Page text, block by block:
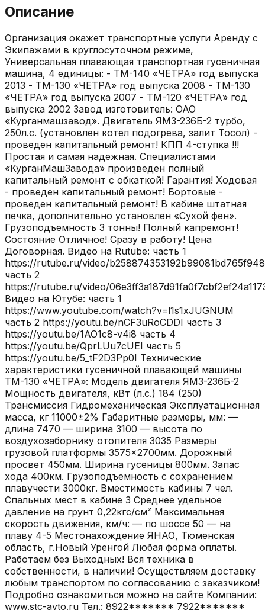
Описание
Организация окажет транспортные услуги Аренду с
Экипажами в круглосуточном режиме,
Универсальная плавающая транспортная гусеничная
машина, 4 единицы: - ТМ-140 «ЧЕТРА» год выпуска
2013 - ТМ-130 «ЧЕТРА» год выпуска 2008 - ТМ-130
«ЧЕТРА» год выпуска 2007 - ТМ-120 «ЧЕТРА» год
выпуска 2002 Завод изготовитель: ОАО
«Курганмашзавод». Двигатель ЯМЗ-236Б-2 турбо,
250л.с. (установлен котел подогрева, залит Тосол) -
проведен капитальный ремонт! КПП 4-ступка !!!
Простая и самая надежная. Специалистами
«КурганМашЗавода» произведен полный
капитальный ремонт с обкаткой! Гарантия! Ходовая
- проведен капитальный ремонт! Бортовые -
проведен капитальный ремонт! В кабине штатная
печка, дополнительно установлен «Сухой фен».
Грузоподъемность 3 тонны! Полный капремонт!
Состояние Отличное! Сразу в работу! Цена
Договорная. Видео на Rutube: часть 1
https://rutube.ru/video/
часть 2
https://rutube.ru/video/
Видео на Ютубе: часть 1
https://www.youtube.com/watch?v=l1s1xJUGNUM
часть 2 https://youtu.be/nCF3uRoCDDI часть 3
https://youtu.be/1AO1c8-v4i8 часть 4
https://youtu.be/QprLUu7cUEI часть 5
https://youtu.be/5_tF2D3Pp0I Технические
характеристики гусеничной плавающей машины
ТМ-130 «ЧЕТРА»: Модель двигателя ЯМЗ-236Б-2
Мощность двигателя, кВт (л.с.) 184 (250)
Трансмиссия Гидромеханическая Эксплуатационная
масса, кг 11000±2% Габаритные размеры, мм: —
длина 7470 — ширина 3100 — высота по
воздухозаборнику отопителя 3035 Размеры
грузовой платформы 3575×2700мм. Дорожный
просвет 450мм. Ширина гусеницы 800мм. Запас
хода 400км. Грузоподъемность с сохранением
плавучести 3000кг. Вместимость кабины 7 чел.
Спальных мест в кабине 3 Среднее удельное
давление на грунт 0,22кгс/см² Максимальная
скорость движения, км/ч: — по шоссе 50 — на
плаву 4-5 Местонахождение ЯНАО, Тюменская
область, г.Новый Уренгой Любая форма оплаты.
Работаем без Выходных! Вся техника в
собственности, в наличии! Осуществляем доставку
любым транспортом по согласованию с заказчиком!
Подробно ознакомиться можно на сайте Компании:
www.stc-avto.ru Тел.: 8922******* 7922*******